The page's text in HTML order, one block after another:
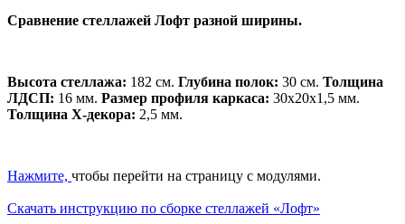
Сравнение стеллажей Лофт разной ширины.
Высота стеллажа: 182 см. Глубина полок: 30 см. Толщина
ЛДСП: 16 мм. Размер профиля каркаса: 30х20х1,5 мм.
Толщина Х-декора: 2,5 мм.
Нажмите, чтобы перейти на страницу с модулями.
Скачать инструкцию по сборке стеллажей «Лофт»